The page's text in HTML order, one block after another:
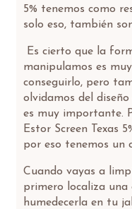
5% tenemos como
solo eso, también
Es cierto que la
manipulamos es
conseguirlo, pero
olvidamos del
es muy importante.
Estor Screen Texas
por eso tenemos
Cuando vayas a
primero localiza una
humedecerla en tu